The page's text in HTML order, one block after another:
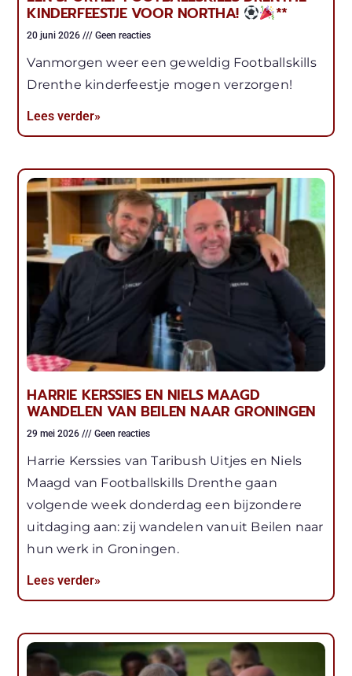
KINDERFEESTJE VOOR NORTHA! **
20 juni 2026 Geen reacties
Vanmorgen weer een geweldig Footballskills
Drenthe kinderfeestje mogen verzorgen!
Lees verder»
HARRIE KERSSIES EN NIELS MAAGD
WANDELEN VAN BEILEN NAAR GRONINGEN
29 mei 2026 Geen reacties
Harrie Kerssies van Taribush Uitjes en Niels
Maagd van Footballskills Drenthe gaan
volgende week donderdag een bijzondere
uitdaging aan: zij wandelen vanuit Beilen naar
hun werk in Groningen.
Lees verder»